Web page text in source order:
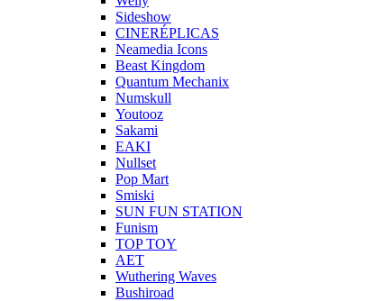
Sideshow
CINERÉPLICAS
Neamedia Icons
Beast Kingdom
Quantum Mechanix
Numskull
Youtooz
Sakami
EAKI
Nullset
Pop Mart
Smiski
SUN FUN STATION
Funism
TOP TOY
AET
Wuthering Waves
Bushiroad